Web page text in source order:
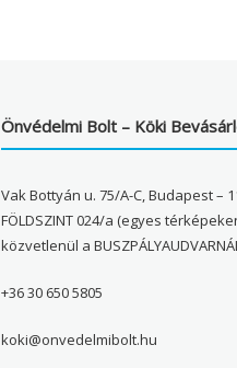
Önvédelmi Bolt – Köki
Vak Bottyán u. 75/A-C, Budapest –
FÖLDSZINT 024/a (egyes
közvetlenül a
+36 30 650 5805
koki@onvedelmibolt.hu